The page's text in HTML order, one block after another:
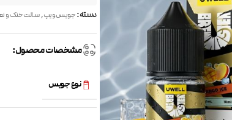
دسته:جویس ویپ,سالت خنک و
مشخصات محصول:
نوع جویس